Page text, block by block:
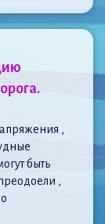
,
быть
,